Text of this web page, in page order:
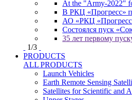
At the "Army-2022"
В РКЦ «Прогресс»
АО «РКЦ
Состоялся пуск
35 лет первому
1/3
PRODUCTS
ALL PRODUCTS
Launch Vehicles
Earth Remote Sensing
Satellites for Scientific and